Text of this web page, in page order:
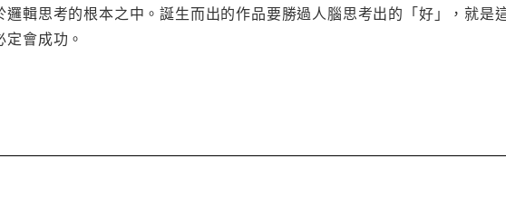
邏輯思考的根本之中。誕生而出的作品要勝過人腦思考出的「好」，就是
會成功。